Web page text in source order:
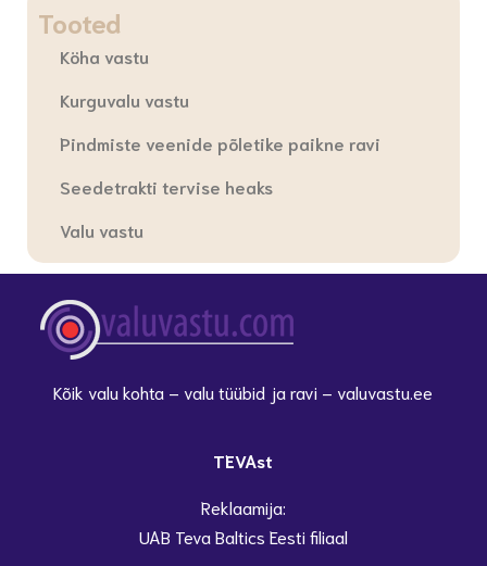
Tooted
Köha vastu
Kurguvalu vastu
Pindmiste veenide põletike paikne ravi
Seedetrakti tervise heaks
Valu vastu
Kõik valu kohta – valu tüübid ja ravi – valuvastu.ee
TEVAst
Reklaamija:
UAB Teva Baltics Eesti filiaal